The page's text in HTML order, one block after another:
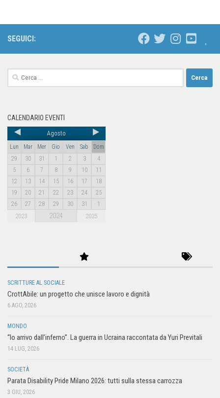
SEGUICI:
CALENDARIO EVENTI
Agosto
Lun Mar Mer Gio Ven Sab
Dom
29
30 31 1 2 3
4
5
6 7 8 9 10
11
12
13 14 15 16 17
18
19
20 21 22 23 24
25
26
27 28 29 30 31 1
2023 2024 2025
SCRITTURE AL SOCIALE
CrottAbile: un progetto che unisce lavoro e dignità
6 AGO, 2026
MONDO
“Io arrivo dall’inferno”. La guerra in Ucraina raccontata da Yuri Previtali
14 LUG, 2026
SOCIETÀ
Parata Disability Pride Milano 2026: tutti sulla stessa carrozza
3 GIU, 2026